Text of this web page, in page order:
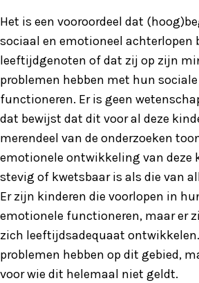
Het is een vooroordeel dat
sociaal en emotioneel achterlopen
leeftijdgenoten of dat zij op zijn
problemen hebben met hun
functioneren. Er is geen
dat bewijst dat dit voor al deze
merendeel van de onderzoeken
emotionele ontwikkeling van deze
stevig of kwetsbaar is als die van
Er zijn kinderen die voorlopen in
emotionele functioneren, maar er
zich leeftijdsadequaat
problemen hebben op dit gebied,
voor wie dit helemaal niet geldt.